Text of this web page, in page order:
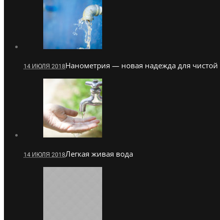
14 ИЮЛЯ 2018Нанометрия — новая надежда для
14 ИЮЛЯ 2018Легкая живая вода